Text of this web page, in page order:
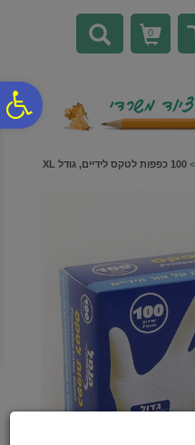
0
> 100 כפפות לטקס לידיים, גודל XL